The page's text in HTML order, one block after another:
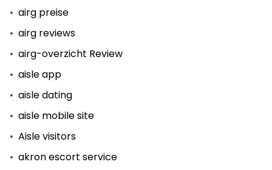
airg preise
airg reviews
airg-overzicht Review
aisle app
aisle dating
aisle mobile site
Aisle visitors
akron escort service